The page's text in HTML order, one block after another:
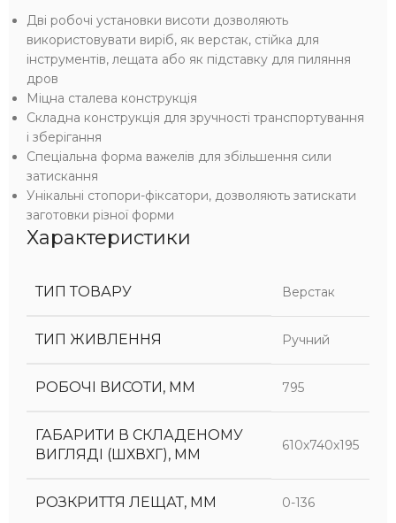
Дві робочі установки висоти дозволяють
використовувати виріб, як верстак, стійка для
інструментів, лещата або як підставку для пиляння
дров
Міцна сталева конструкція
Складна конструкція для зручності транспортування
і зберігання
Спеціальна форма важелів для збільшення сили
затискання
Унікальні стопори-фіксатори, дозволяють затискати
заготовки різної форми
Характеристики
ТИП ТОВАРУ Верстак
ТИП ЖИВЛЕННЯ Ручний
РОБОЧІ ВИСОТИ, ММ 795
ГАБАРИТИ В СКЛАДЕНОМУ
ВИГЛЯДІ (ШХВХГ), ММ
610х740х195
РОЗКРИТТЯ ЛЕЩАТ, ММ 0-136